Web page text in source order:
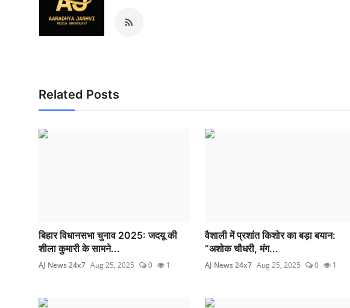
Related Posts
बिहार विधानसभा चुनाव 2025: जदयू की
शीला कुमारी के सामने...
AJ News 24x7 Aug 25, 2025 0 1
वैशाली में प्रशांत किशोर का बड़ा बयान:
“अशोक चौधरी, मंग...
AJ News 24x7 Aug 25, 2025 0 1